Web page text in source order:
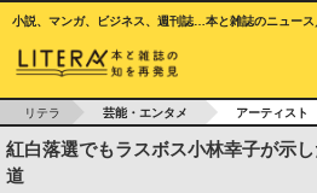
小説、マンガ、ビジネス、週刊誌…本と雑誌のニュース
リテラ 芸能・エンタメ アーティスト
紅白落選でもラスボス小林幸子が示
道